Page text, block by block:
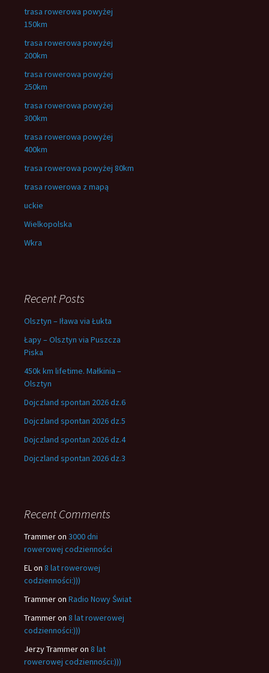
trasa rowerowa powyżej
150km
trasa rowerowa powyżej
200km
trasa rowerowa powyżej
250km
trasa rowerowa powyżej
300km
trasa rowerowa powyżej
400km
trasa rowerowa powyżej 80km
trasa rowerowa z mapą
uckie
Wielkopolska
Wkra
Recent Posts
Olsztyn – Iława via Łukta
Łapy – Olsztyn via Puszcza
Piska
450k km lifetime. Małkinia –
Olsztyn
Dojczland spontan 2026 dz.6
Dojczland spontan 2026 dz.5
Dojczland spontan 2026 dz.4
Dojczland spontan 2026 dz.3
Recent Comments
Trammeron 3000 dni
rowerowej codzienności
ELon 8 lat rowerowej
codzienności:)))
Trammeron Radio Nowy Świat
Trammeron 8 lat rowerowej
codzienności:)))
Jerzy Trammeron 8 lat
rowerowej codzienności:)))